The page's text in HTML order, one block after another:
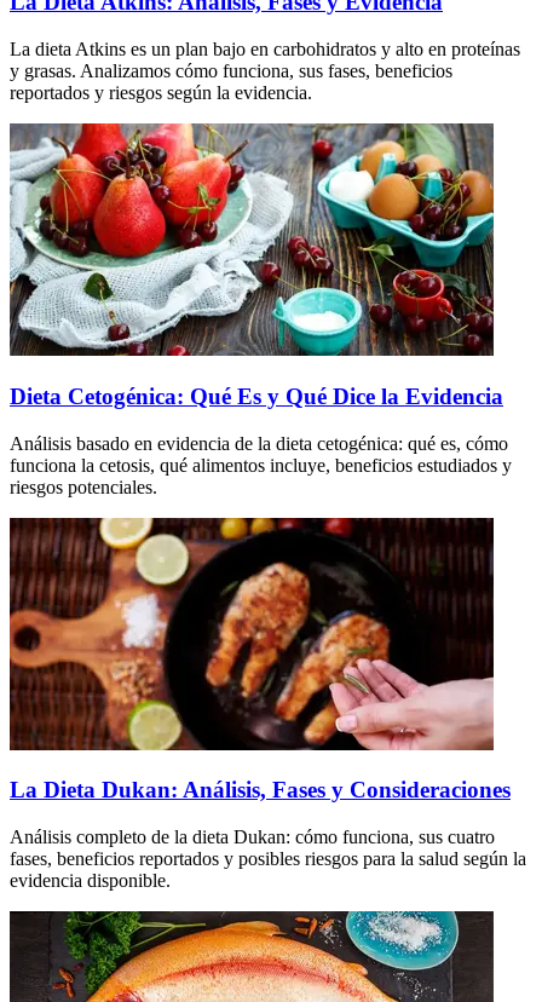
La dieta Atkins es un plan bajo en carbohidratos y alto en proteínas
y grasas. Analizamos cómo funciona, sus fases, beneficios
reportados y riesgos según la evidencia.
Dieta Cetogénica: Qué Es y Qué Dice la Evidencia
Análisis basado en evidencia de la dieta cetogénica: qué es, cómo
funciona la cetosis, qué alimentos incluye, beneficios estudiados y
riesgos potenciales.
La Dieta Dukan: Análisis, Fases y Consideraciones
Análisis completo de la dieta Dukan: cómo funciona, sus cuatro
fases, beneficios reportados y posibles riesgos para la salud según la
evidencia disponible.